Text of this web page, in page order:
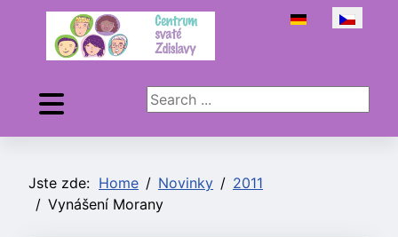
Zvolte jazyk
Search ...
Jste zde: Home Novinky
2011
Vynášení Morany